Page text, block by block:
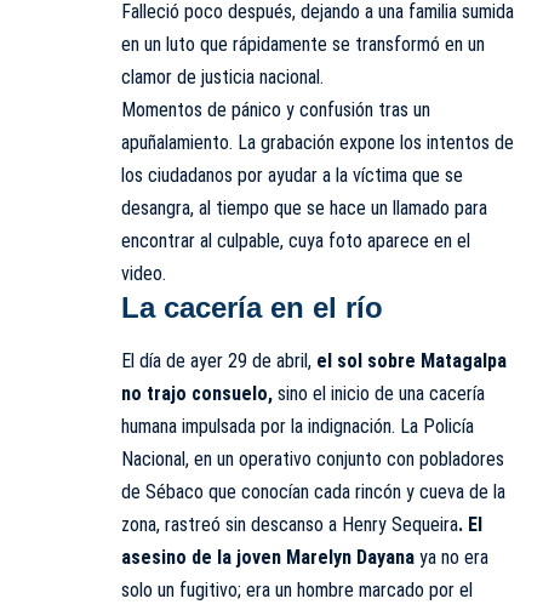
Falleció poco después, dejando a una familia sumida
en un luto que rápidamente se transformó en un
clamor de justicia nacional.
Momentos de pánico y confusión tras un
apuñalamiento. La grabación expone los intentos de
los ciudadanos por ayudar a la víctima que se
desangra, al tiempo que se hace un llamado para
encontrar al culpable, cuya foto aparece en el
video.
La cacería en el río
El día de ayer 29 de abril, el sol sobre Matagalpa
no trajo consuelo, sino el inicio de una cacería
humana impulsada por la indignación. La Policía
Nacional, en un operativo conjunto con pobladores
de Sébaco que conocían cada rincón y cueva de la
zona, rastreó sin descanso a Henry Sequeira. El
asesino de la joven Marelyn Dayana ya no era
solo un fugitivo; era un hombre marcado por el